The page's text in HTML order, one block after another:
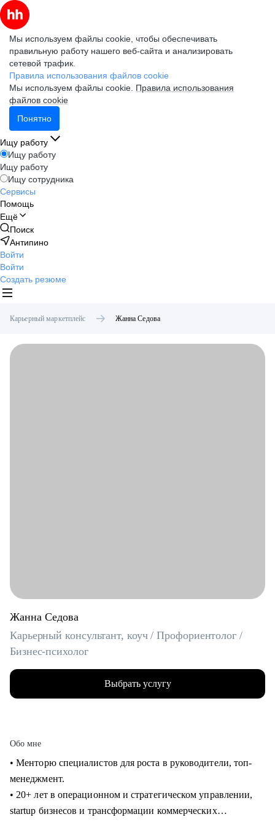
Мы используем файлы cookie, чтобы обеспечивать
правильную работу нашего веб-сайта и анализировать
сетевой трафик.
Правила использования файлов cookie
Мы используем файлы cookie. Правила использования
файлов cookie
Понятно
Ищу работу
Ищу работу
Ищу работу
Ищу сотрудника
Сервисы
Помощь
Ещё
Поиск
Антипино
Войти
Войти
Создать резюме
Карьерный маркетплейс Жанна Седова
Жанна Седова
Карьерный консультант, коуч / Профориентолог /
Бизнес-психолог
Выбрать услугу
Обо мне
• Менторю специалистов для роста в руководители, топ-
менеджмент.
• 20+ лет в операционном и стратегическом управлении,
startup бизнесов и трансформации коммерческих